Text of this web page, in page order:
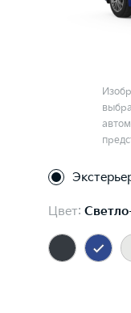
Цвет: